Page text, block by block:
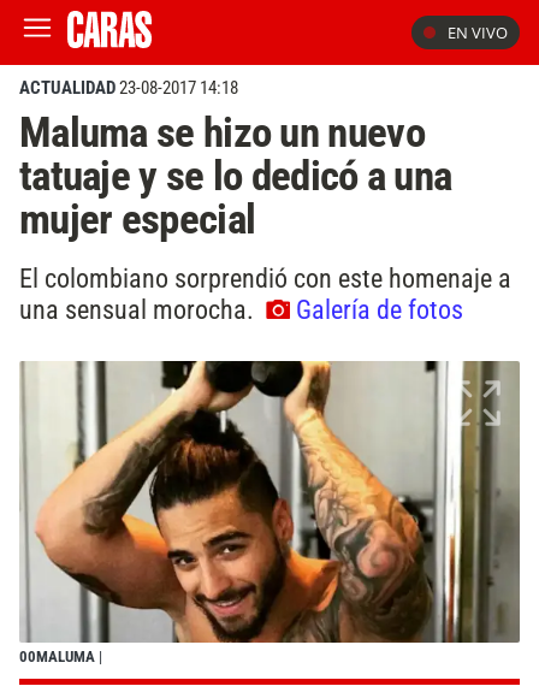
EN VIVO
ACTUALIDAD23-08-2017 14:18
Maluma se hizo un nuevo
tatuaje y se lo dedicó a una
mujer especial
El colombiano sorprendió con este homenaje a
una sensual morocha.
Galería de fotos
00MALUMA |